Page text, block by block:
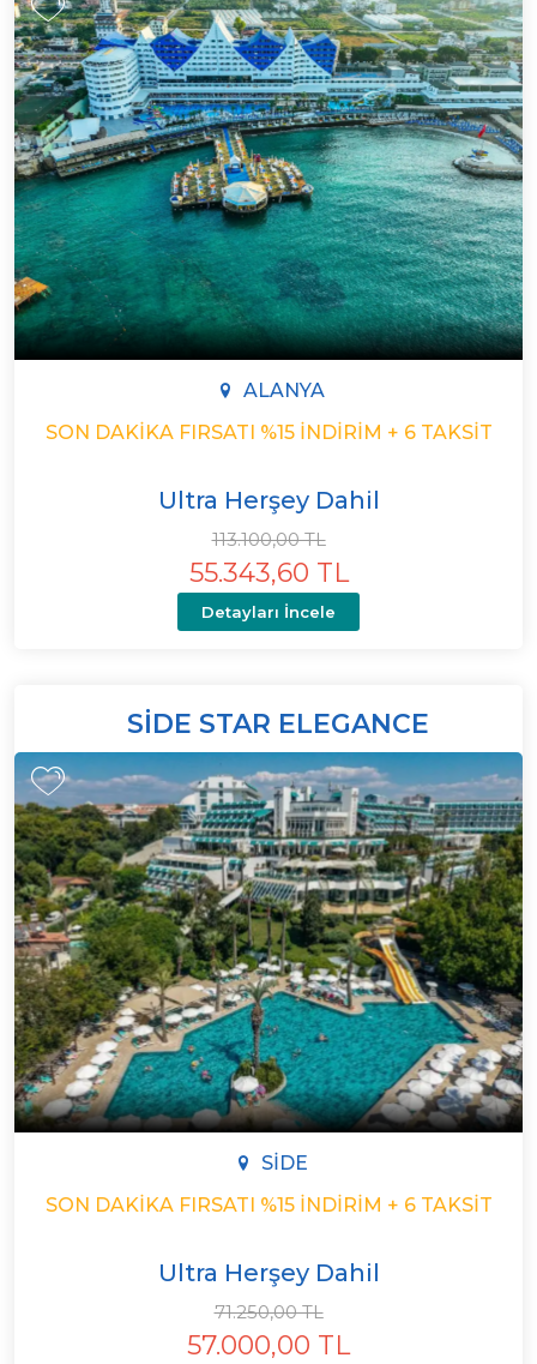
ALANYA
SON DAKIKA FIRSATI %15 İNDIRIM + 6 TAKSIT
Ultra Herşey Dahil
113.100,00 TL
55.343,60 TL
Detayları İncele
SIDE STAR ELEGANCE
SIDE
SON DAKIKA FIRSATI %15 İNDIRIM + 6 TAKSIT
Ultra Herşey Dahil
71.250,00 TL
57.000,00 TL